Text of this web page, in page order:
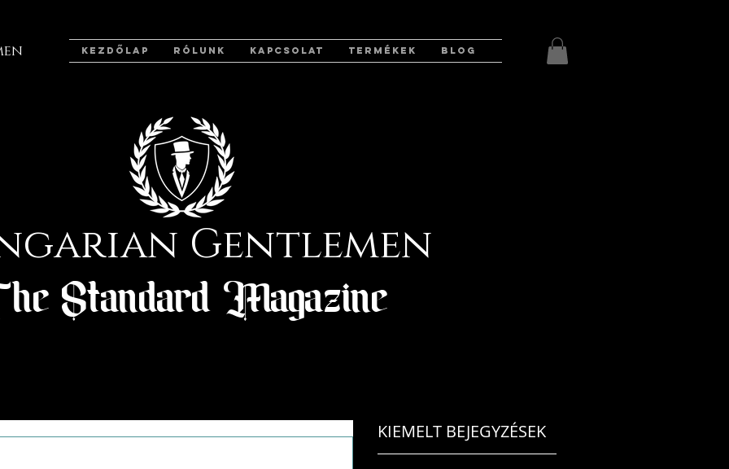
KEZDŐLAP RÓLUNK KAPCSOLAT TERMÉKEK BLOG
Gentlemen
Standard Magazine
KIEMELT BEJEGYZÉSEK